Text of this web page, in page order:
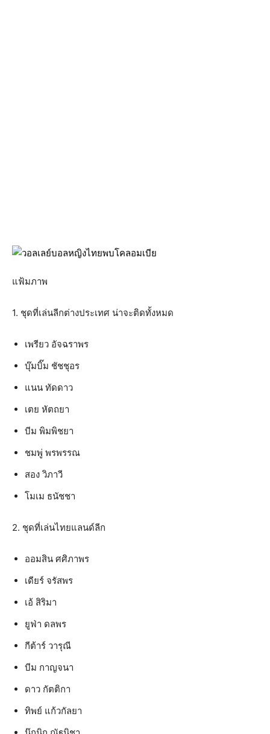
แฟ้มภาพ
1. ชุดที่เล่นลีกต่างประเทศ น่าจะติดทั้งหมด
เพรียว อัจฉราพร
บุ๊มบิ๊ม ชัชชุอร
แนน ทัดดาว
เตย หัตถยา
บีม พิมพิชยา
ชมพู่ พรพรรณ
สอง วิภาวี
โมเม ธนัชชา
2. ชุดที่เล่นไทยแลนด์ลีก
ออมสิน ศศิภาพร
เดียร์ จรัสพร
เอ้ สิริมา
ยูฟ่า ดลพร
กีต้าร์ วารุณี
บีม กาญจนา
ดาว กัตติกา
ทิพย์ แก้วกัลยา